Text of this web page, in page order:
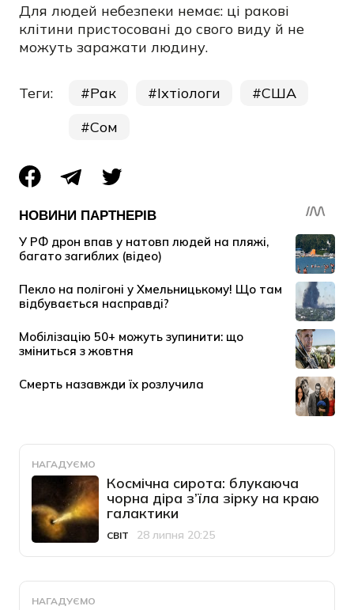
Для людей небезпеки немає: ці ракові
клітини пристосовані до свого виду й не
можуть заражати людину.
Теги: Рак Іхтіологи
США
Сом
НАГАДУЄМО
Космічна сирота: блукаюча
чорна діра з’їла зірку на краю
галактики
Категорія
СВІТ
Дата публікації
28 липня 20:25
НАГАДУЄМО